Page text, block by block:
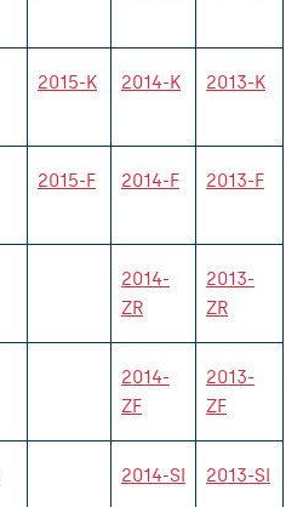
2015-K 2014-K 2013-K
2015-F 2014-F 2013-F
2014-
ZR
2013-
ZR
2014-
ZF
2013-
ZF
2014-SI 2013-SI